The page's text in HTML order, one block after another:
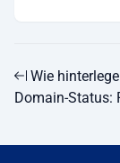
Wie
Domain-Status: